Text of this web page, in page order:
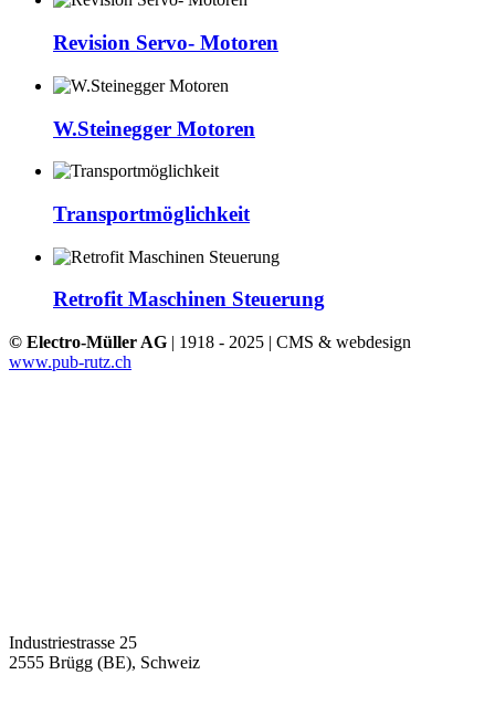
Revision Servo- Motoren
W.Steinegger Motoren
Transportmöglichkeit
Retrofit Maschinen Steuerung
© Electro-Müller AG | 1918 - 2025 | CMS & webdesign
www.pub-rutz.ch
Industriestrasse 25
2555 Brügg (BE), Schweiz